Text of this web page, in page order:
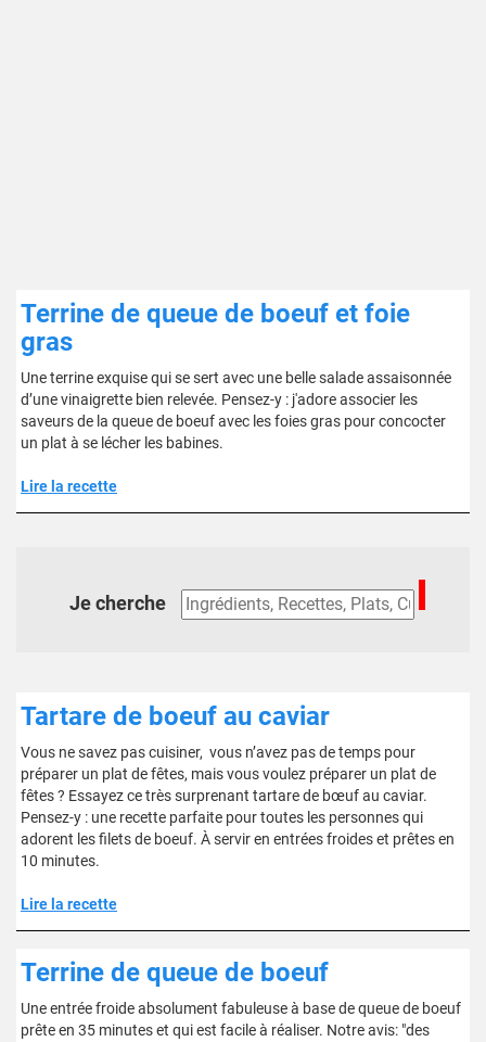
Terrine de queue de boeuf et foie
gras
Une terrine exquise qui se sert avec une belle salade assaisonnée
d’une vinaigrette bien relevée. Pensez-y : j'adore associer les
saveurs de la queue de boeuf avec les foies gras pour concocter
un plat à se lécher les babines.
Lire la recette
Je cherche
Tartare de boeuf au caviar
Vous ne savez pas cuisiner, vous n’avez pas de temps pour
préparer un plat de fêtes, mais vous voulez préparer un plat de
fêtes ? Essayez ce très surprenant tartare de bœuf au caviar.
Pensez-y : une recette parfaite pour toutes les personnes qui
adorent les filets de boeuf. À servir en entrées froides et prêtes en
10 minutes.
Lire la recette
Terrine de queue de boeuf
Une entrée froide absolument fabuleuse à base de queue de boeuf
prête en 35 minutes et qui est facile à réaliser. Notre avis: "des